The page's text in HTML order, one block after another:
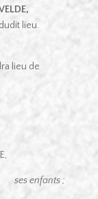
lieu.
lieu de
ses enfants ;